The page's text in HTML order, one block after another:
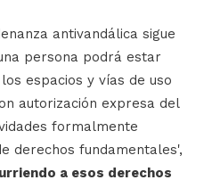
antivandálica sigue
persona podrá estar
espacios y vías de uso
autorización expresa del
formalmente
derechos fundamentales',
a esos derechos